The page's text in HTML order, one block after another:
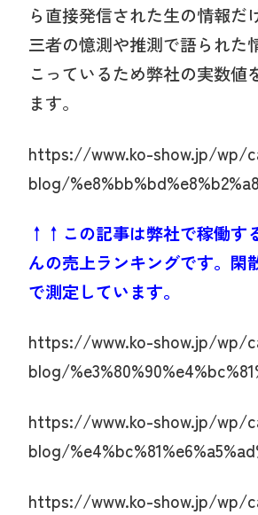
ら直接発信された生の情報だ
三者の憶測や推測で語られた
こっているため弊社の実数値
ます。
https://www.ko-show.jp/wp/
blog/
↑↑この記事は弊社で稼働す
んの売上ランキングです。閑
で測定しています。
https://www.ko-show.jp/wp/
blog/
https://www.ko-show.jp/wp/
blog/
https://www.ko-show.jp/wp/